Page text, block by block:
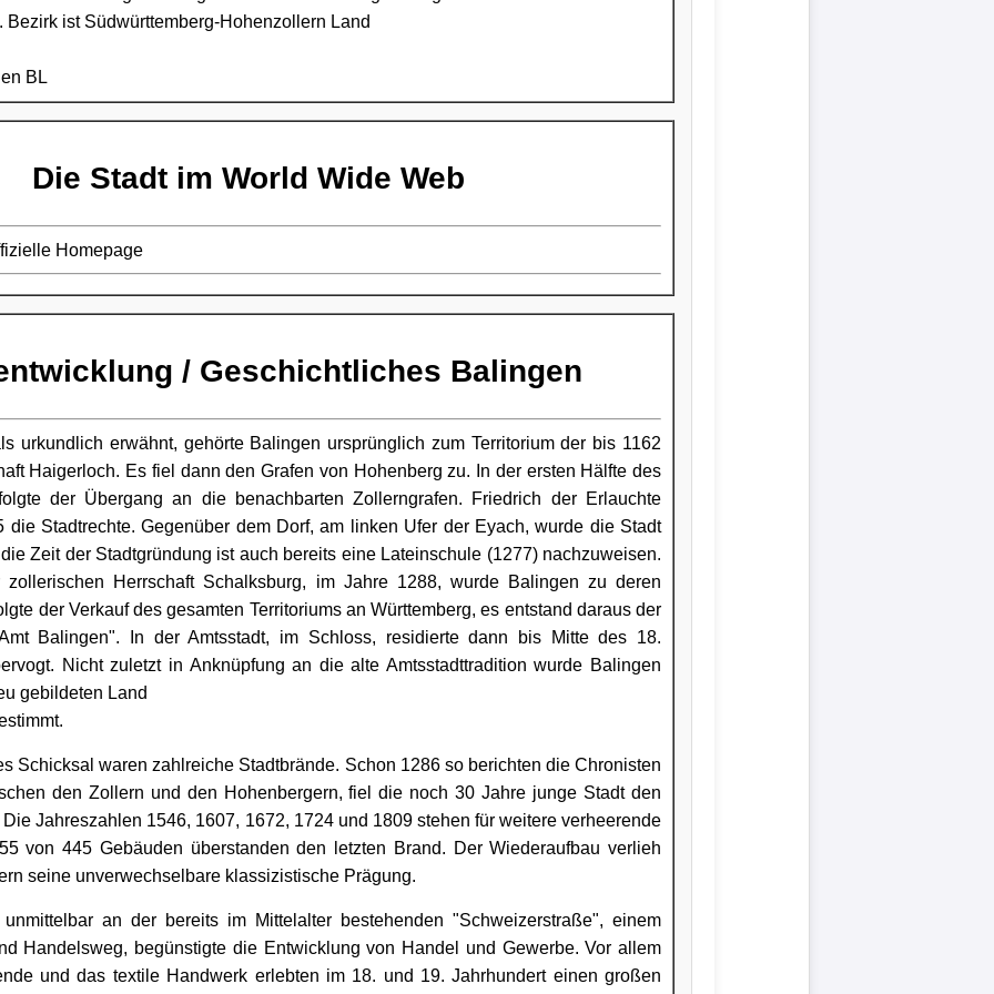
Bezirk ist Südwürttemberg-Hohenzollern Land
BL
Die Stadt im World Wide Web
Homepage
/ Geschichtliches Balingen
urkundlich erwähnt, gehörte Balingen ursprünglich zum Territorium der bis 1162
Haigerloch. Es fiel dann den Grafen von Hohenberg zu. In der ersten Hälfte des
der Übergang an die benachbarten Zollerngrafen. Friedrich der Erlauchte
die Stadtrechte. Gegenüber dem Dorf, am linken Ufer der Eyach, wurde die Stadt
Zeit der Stadtgründung ist auch bereits eine Lateinschule (1277) nachzuweisen.
zollerischen Herrschaft Schalksburg, im Jahre 1288, wurde Balingen zu deren
der Verkauf des gesamten Territoriums an Württemberg, es entstand daraus der
Balingen". In der Amtsstadt, im Schloss, residierte dann bis Mitte des 18.
Nicht zuletzt in Anknüpfung an die alte Amtsstadttradition wurde Balingen
gebildeten Land
Schicksal waren zahlreiche Stadtbrände. Schon 1286 so berichten die Chronisten
den Zollern und den Hohenbergern, fiel die noch 30 Jahre junge Stadt den
Jahreszahlen 1546, 1607, 1672, 1724 und 1809 stehen für weitere verheerende
von 445 Gebäuden überstanden den letzten Brand. Der Wiederaufbau verlieh
seine unverwechselbare klassizistische Prägung.
an der bereits im Mittelalter bestehenden "Schweizerstraße", einem
Handelsweg, begünstigte die Entwicklung von Handel und Gewerbe. Vor allem
und das textile Handwerk erlebten im 18. und 19. Jahrhundert einen großen